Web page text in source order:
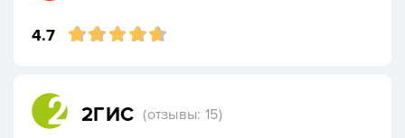
4.7
2ГИС (отзывы: 15)